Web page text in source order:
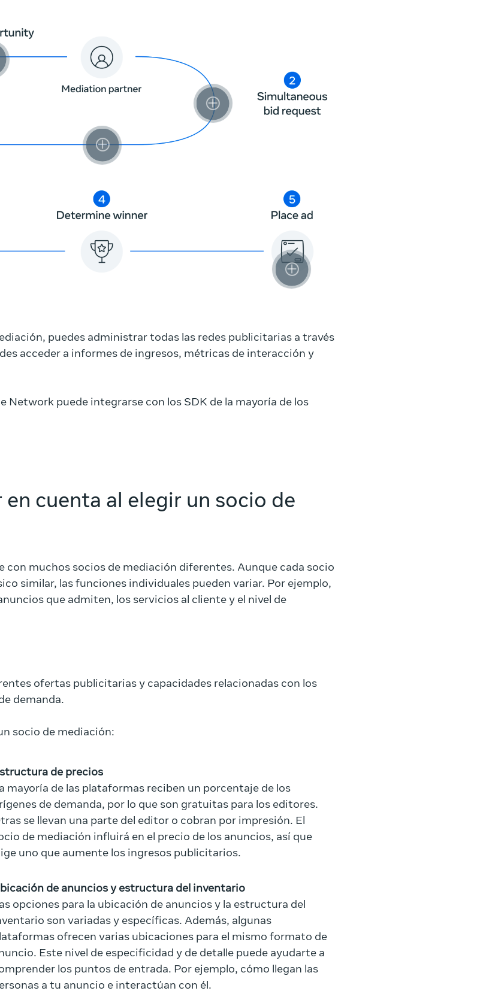
puedes administrar todas las redes publicitarias a través
acceder a informes de ingresos, métricas de interacción y
Network puede integrarse con los SDK de la mayoría de los
cuenta al elegir un socio de
con muchos socios de mediación diferentes. Aunque cada socio
similar, las funciones individuales pueden variar. Por ejemplo,
que admiten, los servicios al cliente y el nivel de
ofertas publicitarias y capacidades relacionadas con los
demanda.
socio de mediación:
de precios
mayoría de las plataformas reciben un porcentaje de los
de demanda, por lo que son gratuitas para los editores.
se llevan una parte del editor o cobran por impresión. El
de mediación influirá en el precio de los anuncios, así que
uno que aumente los ingresos publicitarios.
de anuncios y estructura del inventario
opciones para la ubicación de anuncios y la estructura del
son variadas y específicas. Además, algunas
ofrecen varias ubicaciones para el mismo formato de
Este nivel de especificidad y de detalle puede ayudarte a
los puntos de entrada. Por ejemplo, cómo llegan las
a tu anuncio e interactúan con él.